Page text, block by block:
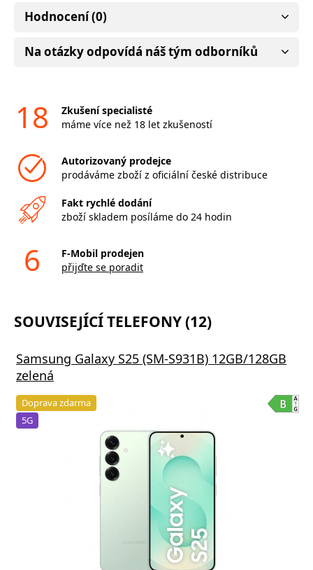
Hodnocení (0)
Na otázky odpovídá náš tým odborníků
18
Zkušení specialisté
máme více než 18 let zkušeností
Autorizovaný prodejce
prodáváme zboží z oficiální české distribuce
Fakt rychlé dodání
zboží skladem posíláme do 24 hodin
6
F-Mobil prodejen
přijďte se poradit
SOUVISEJÍCÍ TELEFONY (12)
Samsung Galaxy S25 (SM-S931B) 12GB/128GB
zelená
Doprava zdarma
5G